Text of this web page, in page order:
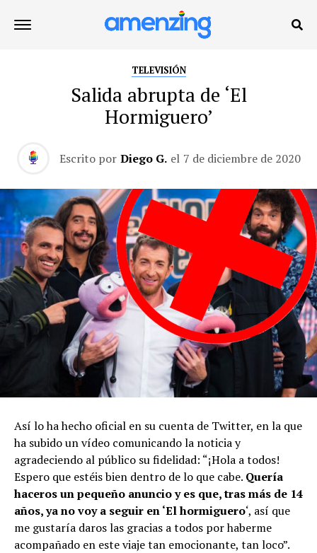
TELEVISIÓN
Salida abrupta de ‘El
Hormiguero’
Escrito por Diego G. el 7 de diciembre de 2020
Así lo ha hecho oficial en su cuenta de Twitter, en la que
ha subido un vídeo comunicando la noticia y
agradeciendo al público su fidelidad: “¡Hola a todos!
Espero que estéis bien dentro de lo que cabe. Quería
haceros un pequeño anuncio y es que, tras más de 14
años, ya no voy a seguir en ‘El hormiguero‘, así que
me gustaría daros las gracias a todos por haberme
acompañado en este viaje tan emocionante, tan loco”.